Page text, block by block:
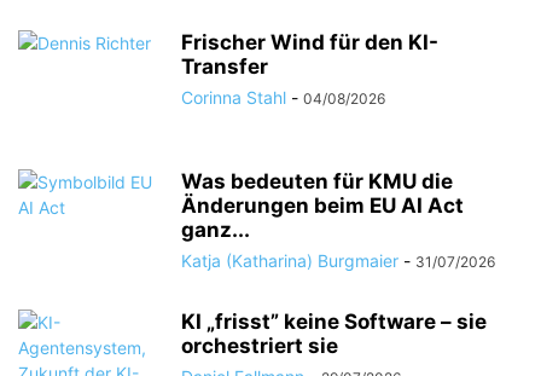
Frischer Wind für den KI-
Transfer
Corinna Stahl - 04/08/2026
Was bedeuten für KMU die
Änderungen beim EU AI Act
ganz...
Katja (Katharina) Burgmaier - 31/07/2026
KI „frisst” keine Software – sie
orchestriert sie